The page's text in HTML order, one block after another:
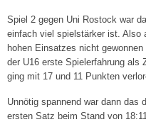
4. Damen
1. Herren
Spielplan
Spiel 2 gegen Uni Rostock war
einfach viel spielstärker ist. Also
hohen Einsatzes nicht
der U16 erste Spielerfahrung als
ging mit 17 und 11 Punkten
Unnötig spannend war dann das
ersten Satz beim Stand von